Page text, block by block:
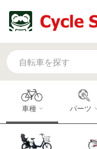
車種 パーツ